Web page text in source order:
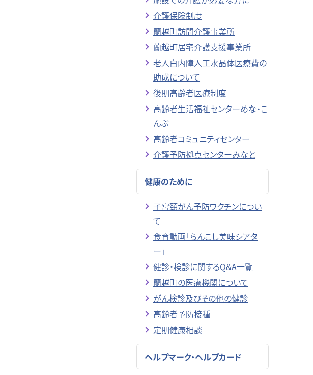
介護保険制度
蘭越町訪問介護事業所
蘭越町居宅介護支援事業所
老人白内障人工水晶体医療費の
助成について
後期高齢者医療制度
高齢者生活福祉センターめな・こ
んぶ
高齢者コミュニティセンター
介護予防拠点センターみなと
健康のために
子宮頸がん予防ワクチンについ
て
食育動画「らんこし美味シアタ
ー」
健診・検診に関するQ&A一覧
蘭越町の医療機関について
がん検診及びその他の健診
高齢者予防接種
定期健康相談
ヘルプマーク・ヘルプカード